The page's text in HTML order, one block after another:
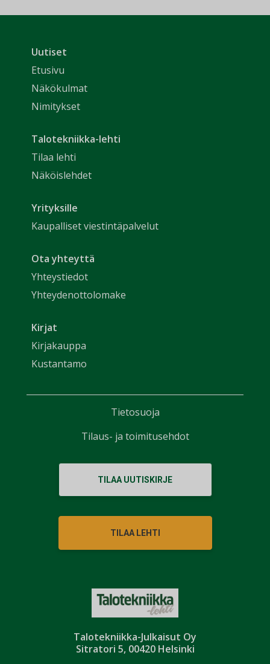
Talotekniikka-Julkaisut Oy
Sitratori 5, 00420 Helsinki
Uutiset
Etusivu
Näkökulmat
Nimitykset
Talotekniikka-lehti
Tilaa lehti
Näköislehdet
Yrityksille
Kaupalliset viestintäpalvelut
Ota yhteyttä
Yhteystiedot
Yhteydenottolomake
Kirjat
Kirjakauppa
Kustantamo
TILAA UUTISKIRJE
TILAA LEHTI
Tietosuoja
Tilaus- ja toimitusehdot